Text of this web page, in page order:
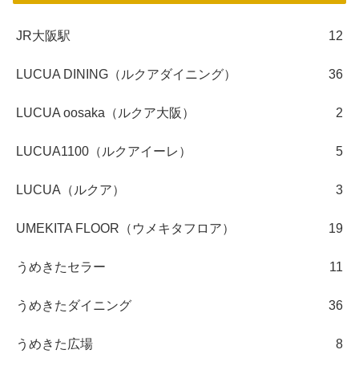
JR大阪駅 12
LUCUA DINING（ルクアダイニング） 36
LUCUA oosaka（ルクア大阪） 2
LUCUA1100（ルクアイーレ） 5
LUCUA（ルクア） 3
UMEKITA FLOOR（ウメキタフロア） 19
うめきたセラー 11
うめきたダイニング 36
うめきた広場 8